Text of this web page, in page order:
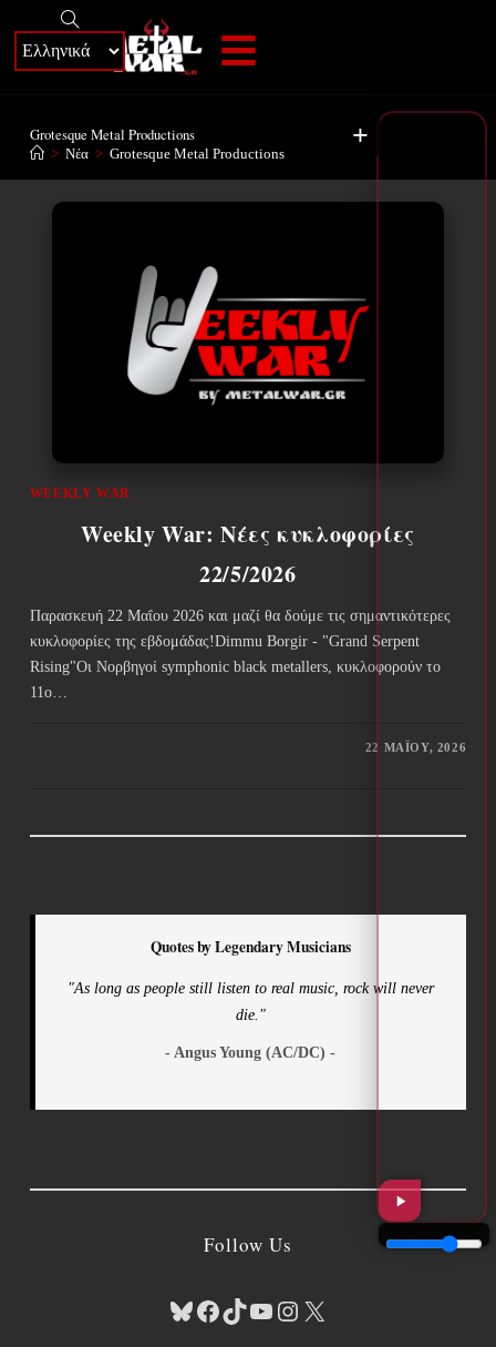
+
Grotesque Metal Productions
> Νέα > Grotesque Metal Productions
WEEKLY WAR
Weekly War: Νέες κυκλοφορίες
22/5/2026
Παρασκευή 22 Μαΐου 2026 και μαζί θα δούμε τις σημαντικότερες
κυκλοφορίες της εβδομάδας!Dimmu Borgir - "Grand Serpent
Rising"Οι Νορβηγοί symphonic black metallers, κυκλοφορούν το
11ο…
22 ΜΑΪ́ΟΥ, 2026
Quotes by Legendary Musicians
"As long as people still listen to real music, rock will never
die."
- Angus Young (AC/DC) -
Follow Us